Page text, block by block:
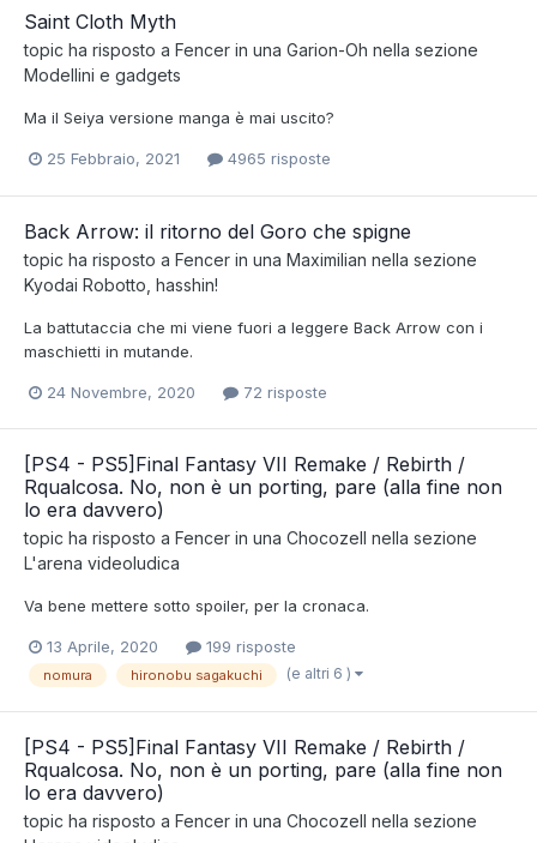
Saint Cloth Myth
topic ha risposto a Fencer in una Garion-Oh nella sezione
Modellini e gadgets
Ma il Seiya versione manga è mai uscito?
25 Febbraio, 2021 4965 risposte
Back Arrow: il ritorno del Goro che spigne
topic ha risposto a Fencer in una Maximilian nella sezione
Kyodai Robotto, hasshin!
La battutaccia che mi viene fuori a leggere Back Arrow con i
maschietti in mutande.
24 Novembre, 2020 72 risposte
[PS4 - PS5]Final Fantasy VII Remake / Rebirth /
Rqualcosa. No, non è un porting, pare (alla fine non
lo era davvero)
topic ha risposto a Fencer in una Chocozell nella sezione
L'arena videoludica
Va bene mettere sotto spoiler, per la cronaca.
13 Aprile, 2020 199 risposte
nomura hironobu sagakuchi (e altri 6 )
[PS4 - PS5]Final Fantasy VII Remake / Rebirth /
Rqualcosa. No, non è un porting, pare (alla fine non
lo era davvero)
topic ha risposto a Fencer in una Chocozell nella sezione